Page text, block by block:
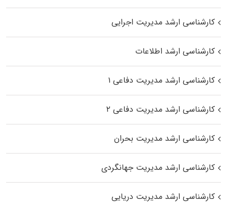
کارشناسی ارشد مدیریت اجرایی
کارشناسی ارشد اطلاعات
کارشناسی ارشد مدیریت دفاعی ۱
کارشناسی ارشد مدیریت دفاعی ۲
کارشناسی ارشد مدیریت بحران
کارشناسی ارشد مدیریت جهانگردی
کارشناسی ارشد مدیریت دریایی